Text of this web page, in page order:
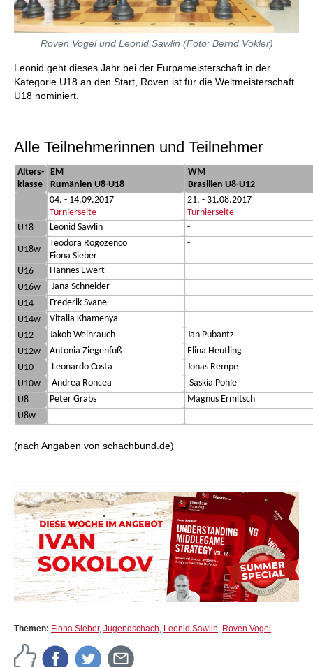
Roven Vogel und Leonid Sawlin (Foto: Bernd Vökler)
Leonid geht dieses Jahr bei der Eurpameisterschaft in der
Kategorie U18 an den Start, Roven ist für die Weltmeisterschaft
U18 nominiert.
Alle Teilnehmerinnen und Teilnehmer
Alters-
klasse
EM
Rumänien U8-U18
WM
Brasilien U8-U12
04. - 14.09.2017
Turnierseite
21. - 31.08.2017
Turnierseite
U18
Leonid Sawlin -
U18w
Teodora Rogozenco
Fiona Sieber
-
U16 Hannes Ewert
-
U16w
Jana Schneider
-
U14
Frederik Svane
-
U14w
Vitalia Khamenya
-
U12
Jakob Weihrauch
Jan Pubantz
U12w
Antonia Ziegenfuß
Elina Heutling
U10
Leonardo Costa
Jonas Rempe
U10w
Andrea Roncea
Saskia Pohle
U8
Peter Grabs
Magnus Ermitsch
U8w
(nach Angaben von schachbund.de)
Themen: Fiona Sieber, Jugendschach Leonid Sawlin Roven Vogel